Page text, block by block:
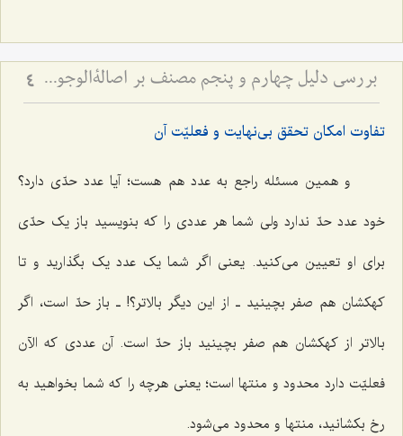
بررسی دلیل چهارم و پنجم مصنف بر اصالةالوجود - نقد کلام حاجی سبزواری در امکان تحقق امور غیرمتناهی بین حاصرین 4
تفاوت امکان تحقق بی‌نهایت و فعلیّت آن
و همین مسئله راجع به عدد هم هست؛ آیا عدد حدّی دارد؟
خود عدد حدّ ندارد ولی شما هر عددی را که بنویسید باز یک حدّی
برای او تعیین می‌کنید. یعنی اگر شما یک عدد یک بگذارید و تا
کهکشان هم صفر بچینید ـ از این دیگر بالاتر؟! ـ باز حدّ است، اگر
بالاتر از کهکشان هم صفر بچینید باز حدّ است. آن عددی که الآن
فعلیّت دارد محدود و منتها است؛ یعنی هرچه را که شما بخواهید به
رخ بکشانید، منتها و محدود می‌شود.